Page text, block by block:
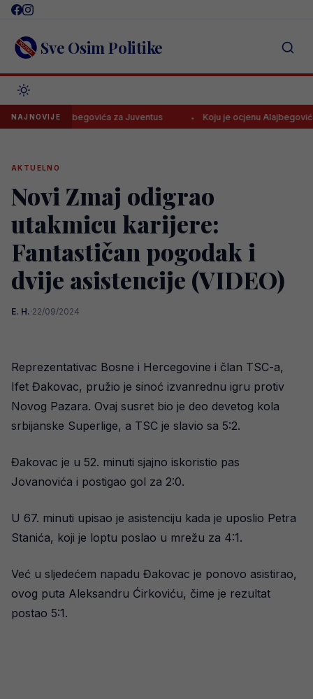
Skip
content Sve Osim Politike
NAJNOVIJE
Alajbegovića za Juventus Koju je ocjenu Alajbegović dobio
AKTUELNO
Novi Zmaj odigrao
utakmicu karijere:
Fantastičan pogodak i
dvije asistencije (VIDEO)
E. H.·22/09/2024
Reprezentativac Bosne i Hercegovine i član TSC-a,
Ifet Đakovac, pružio je sinoć izvanrednu igru protiv
Novog Pazara. Ovaj susret bio je deo devetog kola
srbijanske Superlige, a TSC je slavio sa 5:2.
Đakovac je u 52. minuti sjajno iskoristio pas
Jovanovića i postigao gol za 2:0.
U 67. minuti upisao je asistenciju kada je uposlio Petra
Stanića, koji je loptu poslao u mrežu za 4:1.
Već u sljedećem napadu Đakovac je ponovo asistirao,
ovog puta Aleksandru Ćirkoviću, čime je rezultat
postao 5:1.